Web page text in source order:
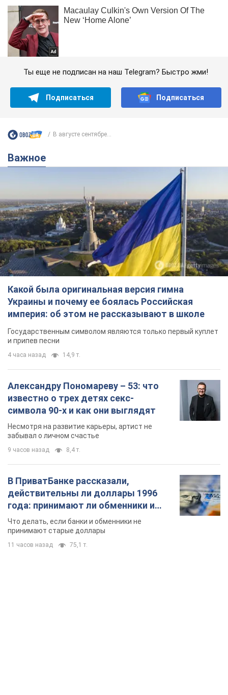
Ты еще не подписан на наш Telegram? Быстро жми!
Подписаться Подписаться
В августе сентябре...
Важное
Какой была оригинальная версия гимна
Украины и почему ее боялась Российская
империя: об этом не рассказывают в школе
Государственным символом являются только первый куплет
и припев песни
4 часа назад 14,9 т.
Александру Пономареву – 53: что
известно о трех детях секс-
символа 90-х и как они выглядят
Несмотря на развитие карьеры, артист не
забывал о личном счастье
9 часов назад 8,4 т.
В ПриватБанке рассказали,
действительны ли доллары 1996
года: принимают ли обменники и
банки такие купюры
Что делать, если банки и обменники не
принимают старые доллары
11 часов назад 75,1 т.